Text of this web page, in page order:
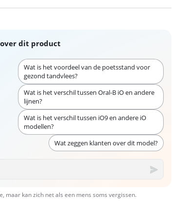
dit product
Wat is het voordeel van de poetsstand voor
gezond tandvlees?
Wat is het verschil tussen Oral-B iO en andere
lijnen?
Wat is het verschil tussen iO9 en andere iO
modellen?
Wat zeggen klanten over dit model?
maar kan zich net als een mens soms vergissen.